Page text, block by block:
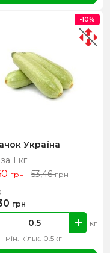
Україна
1 кг
грн 53,46грн
мін. кільк. 0.5кг
кг
грн
-10%